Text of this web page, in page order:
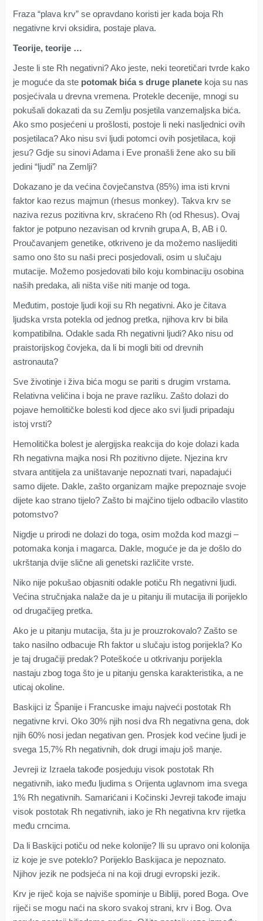
Fraza “plava krv” se opravdano koristi jer kada boja Rh
negativne krvi oksidira, postaje plava.
Teorije, teorije …
Jeste li ste Rh negativni? Ako jeste, neki teoretičari tvrde kako
je moguće da stepotomak bića s druge planetekoja su nas
posjećivala u drevna vremena. Protekle decenije, mnogi su
pokušali dokazati da su Zemlju posjetila vanzemaljska bića.
Ako smo posjećeni u prošlosti, postoje li neki nasljednici ovih
posjetilaca? Ako nisu svi ljudi potomci ovih posjetilaca, koji
jesu? Gdje su sinovi Adama i Eve pronašli žene ako su bili
jedini “ljudi” na Zemlji?
Dokazano je da većina čovječanstva (85%) ima isti krvni
faktor kao rezus majmun (rhesus monkey). Takva krv se
naziva rezus pozitivna krv, skraćeno Rh (od Rhesus). Ovaj
faktor je potpuno nezavisan od krvnih grupa A, B, AB i 0.
Proučavanjem genetike, otkriveno je da možemo naslijediti
samo ono što su naši preci posjedovali, osim u slučaju
mutacije. Možemo posjedovati bilo koju kombinaciju osobina
naših predaka, ali ništa više niti manje od toga.
Međutim, postoje ljudi koji su Rh negativni. Ako je čitava
ljudska vrsta potekla od jednog pretka, njihova krv bi bila
kompatibilna. Odakle sada Rh negativni ljudi? Ako nisu od
praistorijskog čovjeka, da li bi mogli biti od drevnih
astronauta?
Sve životinje i živa bića mogu se pariti s drugim vrstama.
Relativna veličina i boja ne prave razliku. Zašto dolazi do
pojave hemolitičke bolesti kod djece ako svi ljudi pripadaju
istoj vrsti?
Hemolitička bolest je alergijska reakcija do koje dolazi kada
Rh negativna majka nosi Rh pozitivno dijete. Njezina krv
stvara antitijela za uništavanje nepoznati tvari, napadajući
samo dijete. Dakle, zašto organizam majke prepoznaje svoje
dijete kao strano tijelo? Zašto bi majčino tijelo odbacilo vlastito
potomstvo?
Nigdje u prirodi ne dolazi do toga, osim možda kod mazgi –
potomaka konja i magarca. Dakle, moguće je da je došlo do
ukrštanja dvije slične ali genetski različite vrste.
Niko nije pokušao objasniti odakle potiču Rh negativni ljudi.
Većina stručnjaka nalaže da je u pitanju ili mutacija ili porijeklo
od drugačijeg pretka.
Ako je u pitanju mutacija, šta ju je prouzrokovalo? Zašto se
tako nasilno odbacuje Rh faktor u slučaju istog porijekla? Ko
je taj drugačiji predak? Poteškoće u otkrivanju porijekla
nastaju zbog toga što je u pitanju genska karakteristika, a ne
uticaj okoline.
Baskijci iz Španije i Francuske imaju najveći postotak Rh
negativne krvi. Oko 30% njih nosi dva Rh negativna gena, dok
njih 60% nosi jedan negativan gen. Prosjek kod većine ljudi je
svega 15,7% Rh negativnih, dok drugi imaju još manje.
Jevreji iz Izraela takođe posjeduju visok postotak Rh
negativnih, iako među ljudima s Orijenta uglavnom ima svega
1% Rh negativnih. Samarićani i Kočinski Jevreji takođe imaju
visok postotak Rh negativnih, iako je Rh negativna krv rijetka
među crncima.
Da li Baskijci potiču od neke kolonije? Ili su upravo oni kolonija
iz koje je sve poteklo? Porijeklo Baskijaca je nepoznato.
Njihov jezik ne podsjeća ni na koji drugi evropski jezik.
Krv je riječ koja se najviše spominje u Bibliji, pored Boga. Ove
riječi se mogu naći na skoro svakoj strani, krv i Bog. Ova